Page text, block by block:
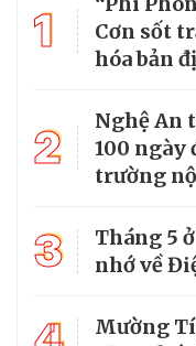
1
Cơn sốt
hóa bản
2
Nghệ An
100 ngày
trường
3
Tháng 5
nhớ về
Mường